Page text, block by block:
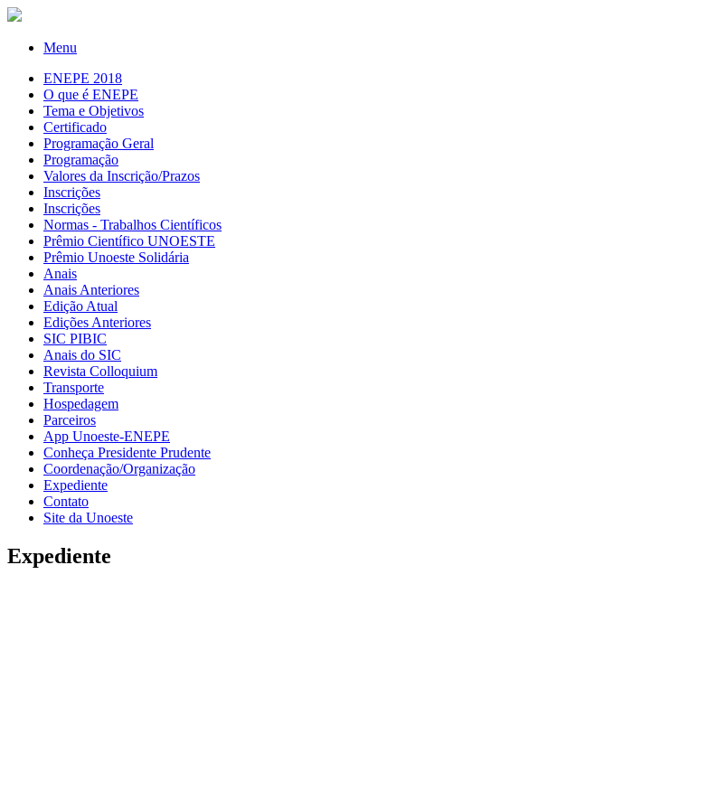
Menu
ENEPE 2018
O que é ENEPE
Tema e Objetivos
Certificado
Programação Geral
Programação
Valores da Inscrição/Prazos
Inscrições
Inscrições
Normas - Trabalhos Científicos
Prêmio Científico UNOESTE
Prêmio Unoeste Solidária
Anais
Anais Anteriores
Edição Atual
Edições Anteriores
SIC PIBIC
Anais do SIC
Revista Colloquium
Transporte
Hospedagem
Parceiros
App Unoeste-ENEPE
Conheça Presidente Prudente
Coordenação/Organização
Expediente
Contato
Site da Unoeste
Expediente